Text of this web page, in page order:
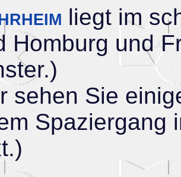
liegt im
Homburg und
sehen Sie
Spaziergang